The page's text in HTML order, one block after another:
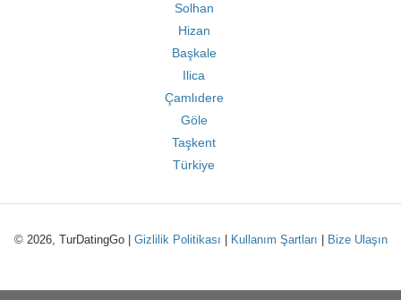
Solhan
Hizan
Başkale
Ilica
Çamlıdere
Göle
Taşkent
Türkiye
© 2026, TurDatingGo | Gizlilik Politikası Kullanım Şartları Bize Ulaşın